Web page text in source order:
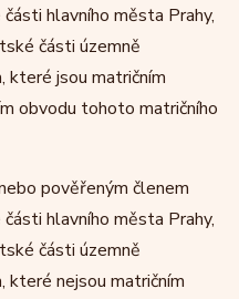
hlavního města Prahy,
části územně
které jsou matričním
obvodu tohoto matričního
pověřeným členem
hlavního města Prahy,
části územně
nejsou matričním